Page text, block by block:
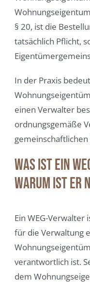
§ 20, ist die
tatsächlich Pflicht,
In der Praxis
einen Verwalter
ordnungsgemäße
Was ist ein
warum ist er
Ein WEG-Verwalter
für die Verwaltung
verantwortlich ist.
dem